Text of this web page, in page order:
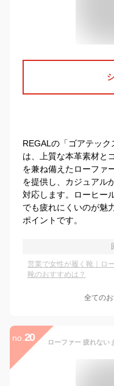
REGALの「ゴアテック
は、上質な本革素材と
を兼ね備えたローファ
を提供し、カジュアル
対応します。ローヒー
でも疲れにくいのが魅
ポイントです。
営業で女性が履く靴｜ロ
靴のおすすめは？
全ての
no. 20